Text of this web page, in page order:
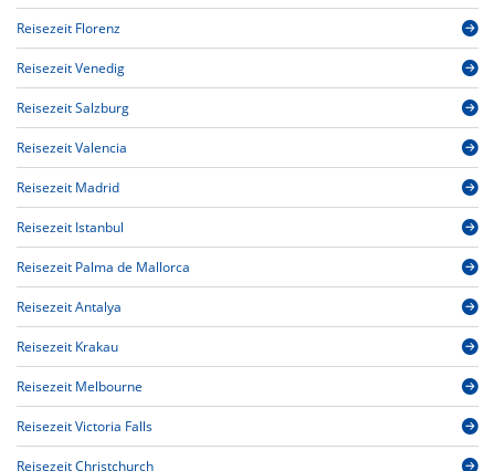
Reisezeit Florenz
Reisezeit Venedig
Reisezeit Salzburg
Reisezeit Valencia
Reisezeit Madrid
Reisezeit Istanbul
Reisezeit Palma de Mallorca
Reisezeit Antalya
Reisezeit Krakau
Reisezeit Melbourne
Reisezeit Victoria Falls
Reisezeit Christchurch